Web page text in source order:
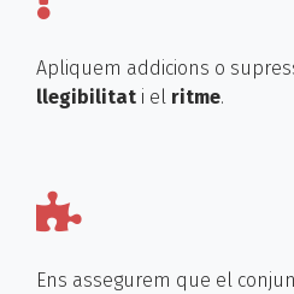
Apliquem addicions o
llegibilitat i el ritme.
Ens assegurem que el